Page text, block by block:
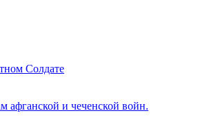
Солдате
афганской и чеченской войн.